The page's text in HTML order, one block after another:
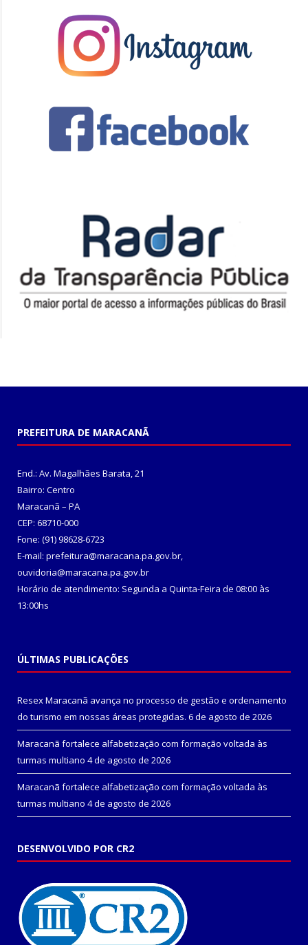
PREFEITURA DE MARACANÃ
End.: Av. Magalhães Barata, 21
Bairro: Centro
Maracanã – PA
CEP: 68710-000
Fone: (91) 98628-6723
E-mail: prefeitura@maracana.pa.gov.br,
ouvidoria@maracana.pa.gov.br
Horário de atendimento: Segunda a Quinta-Feira de 08:00 às
13:00hs
ÚLTIMAS PUBLICAÇÕES
Resex Maracanã avança no processo de gestão e ordenamento
do turismo em nossas áreas protegidas. 6 de agosto de 2026
Maracanã fortalece alfabetização com formação voltada às
turmas multiano 4 de agosto de 2026
Maracanã fortalece alfabetização com formação voltada às
turmas multiano 4 de agosto de 2026
DESENVOLVIDO POR CR2